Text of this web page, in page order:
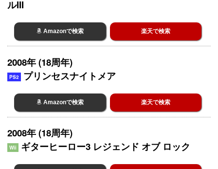
ルIII
Amazonで検索 楽天で検索
2008年 (18周年)
PS2 プリンセスナイトメア
Amazonで検索 楽天で検索
2008年 (18周年)
Wii ギターヒーロー3 レジェンド オブ ロック